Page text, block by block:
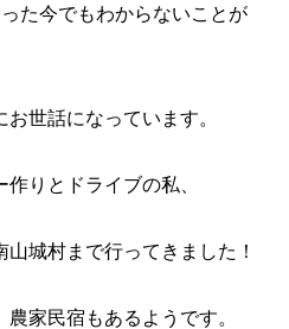
た今でもわからないことが
世話になっています。
りとドライブの私、
城村まで行ってきました！
家民宿もあるようです。